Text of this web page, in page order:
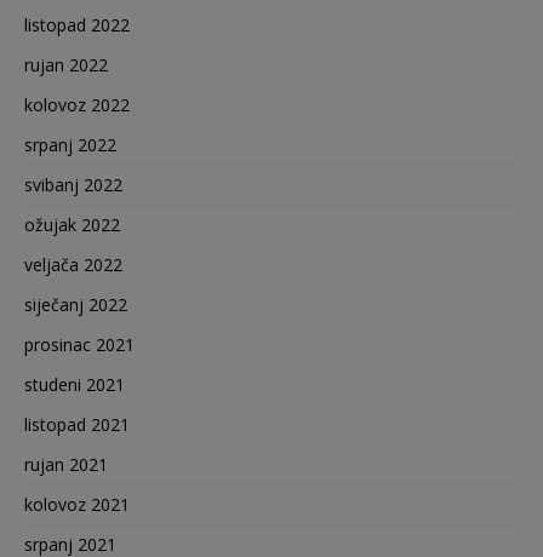
listopad 2022
rujan 2022
kolovoz 2022
srpanj 2022
svibanj 2022
ožujak 2022
veljača 2022
siječanj 2022
prosinac 2021
studeni 2021
listopad 2021
rujan 2021
kolovoz 2021
srpanj 2021